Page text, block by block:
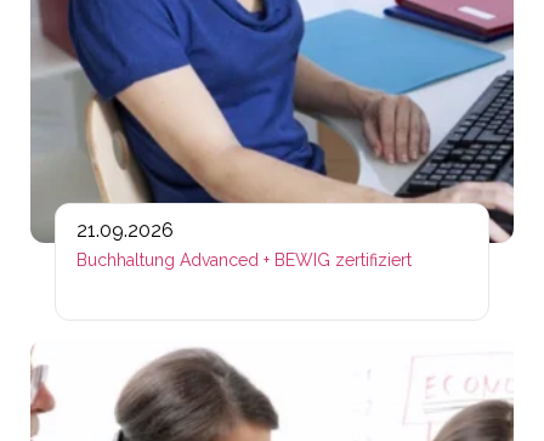
21.09.2026
Buchhaltung Advanced + BEWIG zertifiziert